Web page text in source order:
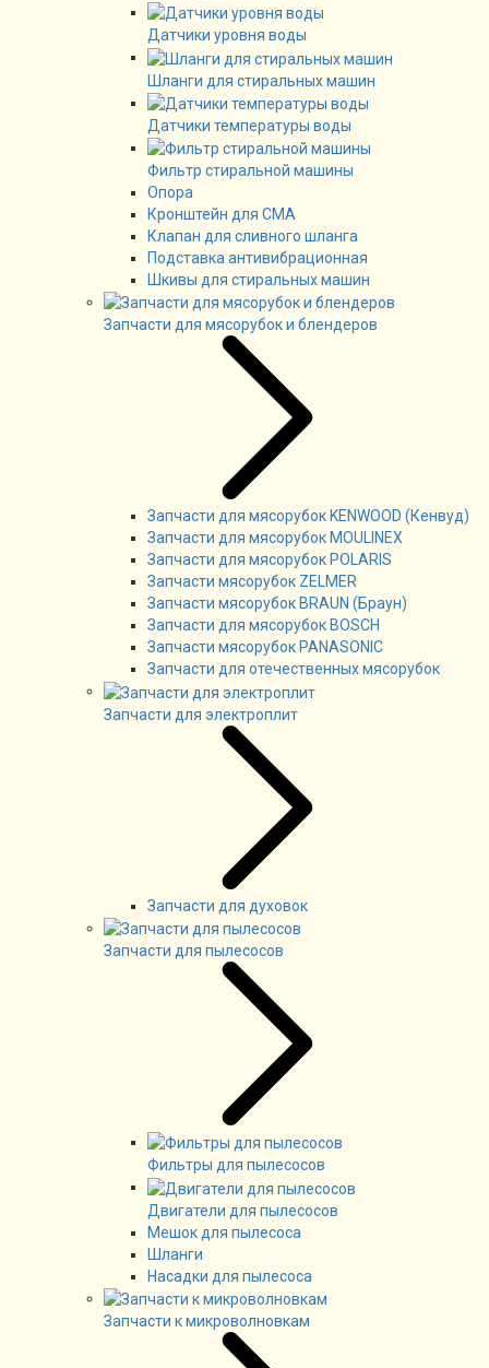
Датчики уровня воды
Шланги для стиральных машин
Датчики температуры воды
Фильтр стиральной машины
Опора
Кронштейн для СМА
Клапан для сливного шланга
Подставка антивибрационная
Шкивы для стиральных машин
Запчасти для мясорубок и блендеров
Запчасти для мясорубок KENWOOD (Кенвуд)
Запчасти для мясорубок MOULINEX
Запчасти для мясорубок POLARIS
Запчасти мясорубок ZELMER
Запчасти мясорубок BRAUN (Браун)
Запчасти для мясорубок BOSCH
Запчасти мясорубок PANASONIC
Запчасти для отечественных мясорубок
Запчасти для электроплит
Запчасти для духовок
Запчасти для пылесосов
Фильтры для пылесосов
Двигатели для пылесосов
Мешок для пылесоса
Шланги
Насадки для пылесоса
Запчасти к микроволновкам